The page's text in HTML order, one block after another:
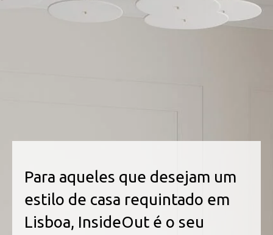
Para aqueles que desejam um
estilo de casa requintado em
Lisboa, InsideOut é o seu